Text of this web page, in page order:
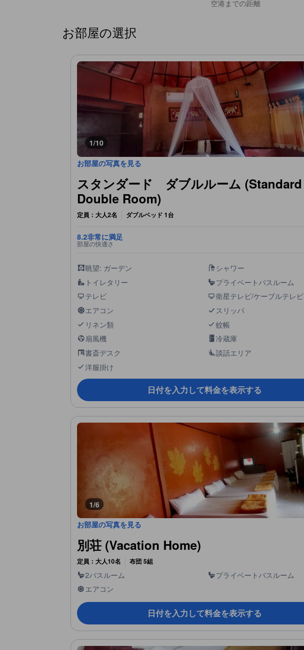
空港までの距離
お部屋の選択
1/10
お部屋の写真を見る
スタンダード ダブルルーム (Standard
Double Room)
定員：大人2名 ダブルベッド 1台
8.2非常に満足
部屋の快適さ
眺望: ガーデン シャワー
トイレタリー プライベートバスルーム
テレビ 衛星テレビ/ケーブルテレビ
エアコン スリッパ
リネン類 蚊帳
扇風機 冷蔵庫
書斎デスク 談話エリア
洋服掛け
日付を入力して料金を表示する
1/6
お部屋の写真を見る
別荘 (Vacation Home)
定員：大人10名 布団 5組
2バスルーム プライベートバスルーム
エアコン
日付を入力して料金を表示する